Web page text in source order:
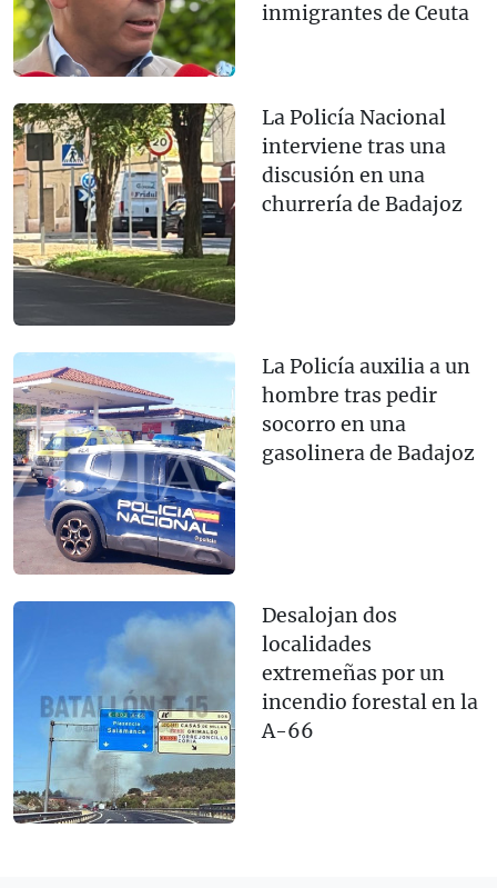
inmigrantes de Ceuta
La Policía Nacional
interviene tras una
discusión en una
churrería de Badajoz
La Policía auxilia a un
hombre tras pedir
socorro en una
gasolinera de Badajoz
Desalojan dos
localidades
extremeñas por un
incendio forestal en la
A-66